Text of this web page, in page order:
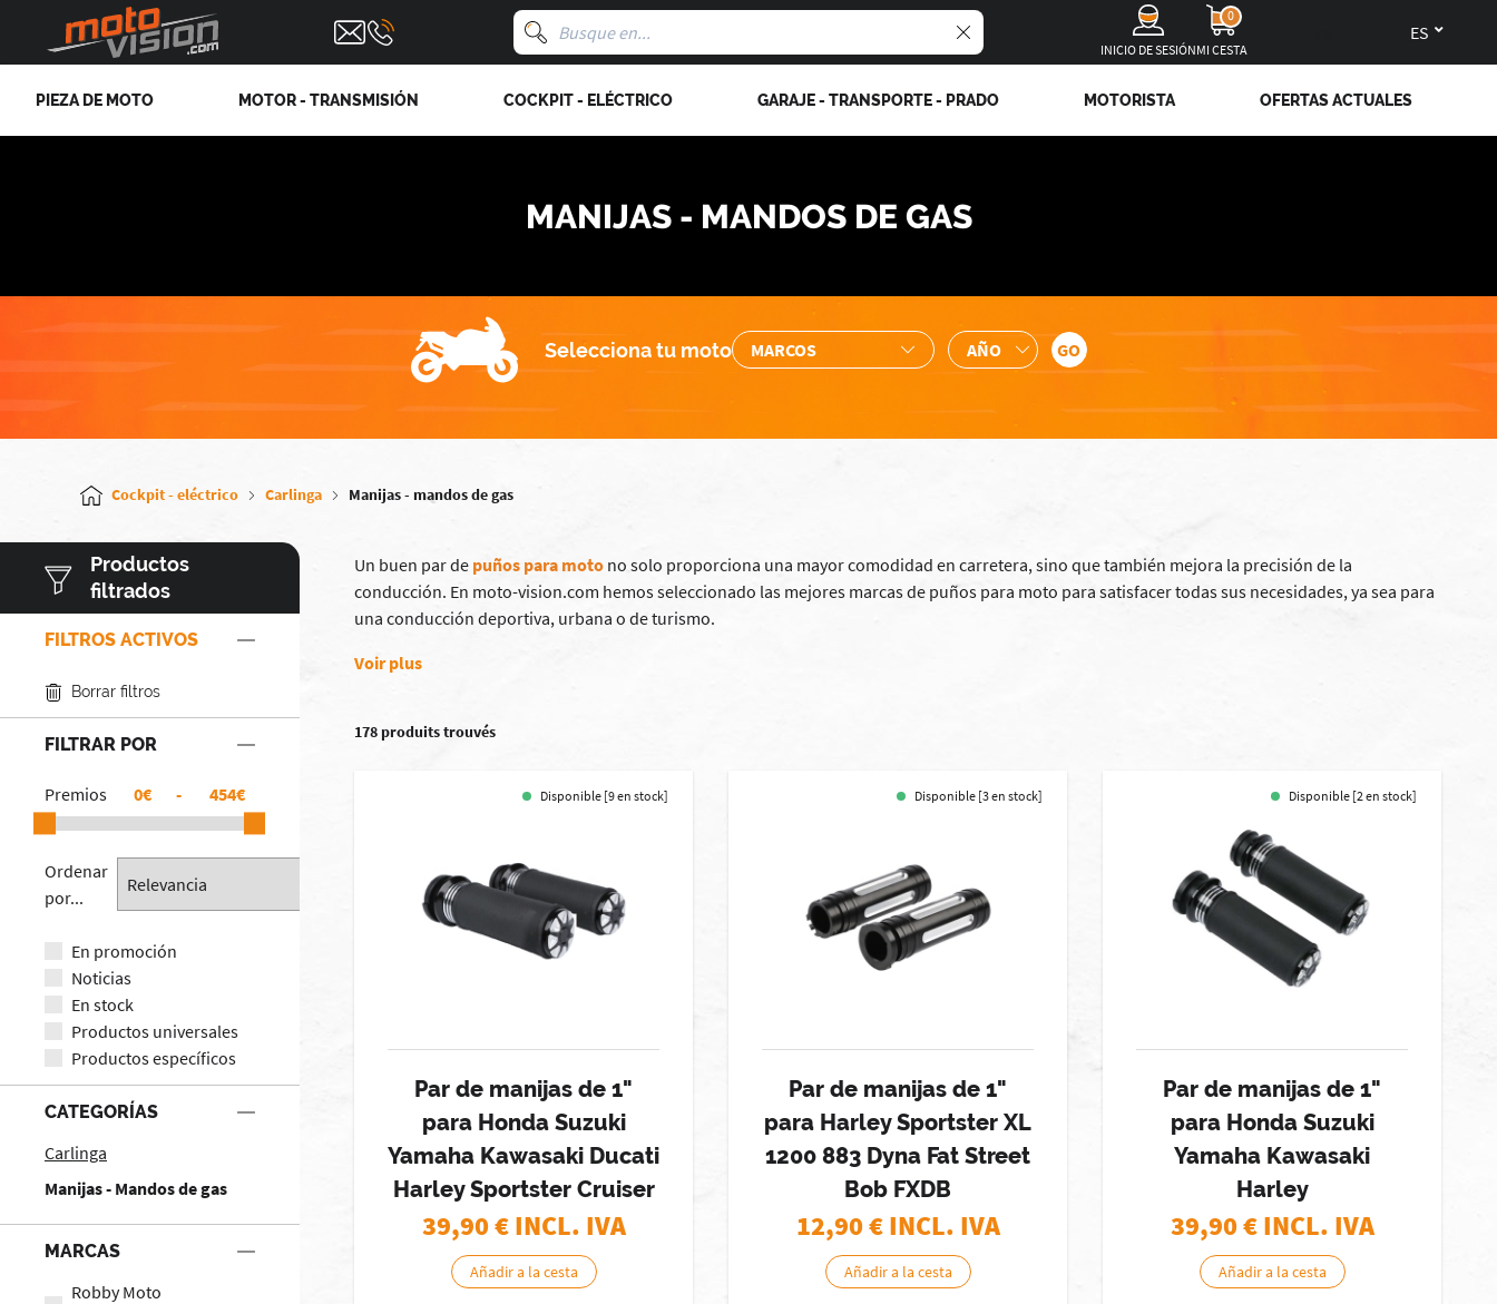
INICIO DE SESIÓN
0
MI CESTA
PIEZA DE MOTO MOTOR - TRANSMISIÓN COCKPIT - ELÉCTRICO GARAJE - TRANSPORTE - PRADO MOTORISTA OFERTAS ACTUALES
MANIJAS - MANDOS DE GAS
Selecciona tu moto
Cockpit - eléctrico Carlinga Manijas - mandos de gas
Productos
filtrados
FILTROS ACTIVOS
Borrar filtros
FILTRAR POR
Premios € - €
Ordenar
por...
En promoción
Noticias
En stock
Productos universales
Productos específicos
CATEGORÍAS
Carlinga
Manijas - Mandos de gas
MARCAS
Robby Moto
Un buen par de puños para moto no solo proporciona una mayor comodidad en carretera, sino que también mejora la precisión de la
conducción. En moto-vision.com hemos seleccionado las mejores marcas de puños para moto para satisfacer todas sus necesidades, ya sea para
una conducción deportiva, urbana o de turismo.
Voir plus
178 produits trouvés
Disponible [9 en stock]
Par de manijas de 1"
para Honda Suzuki
Yamaha Kawasaki Ducati
Harley Sportster Cruiser
39,90€ INCL. IVA
Añadir a la cesta
Disponible [3 en stock]
Par de manijas de 1"
para Harley Sportster XL
1200 883 Dyna Fat Street
Bob FXDB
12,90€ INCL. IVA
Añadir a la cesta
Disponible [2 en stock]
Par de manijas de 1"
para Honda Suzuki
Yamaha Kawasaki
Harley
39,90€ INCL. IVA
Añadir a la cesta